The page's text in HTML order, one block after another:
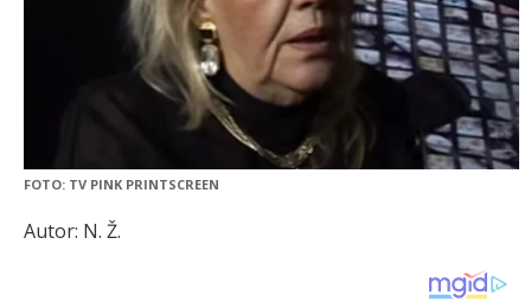
FOTO: TV PINK PRINTSCREEN
Autor: N. Ž.